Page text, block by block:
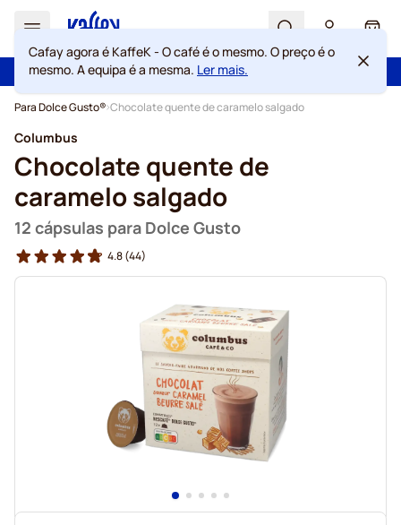
Ir para o Conteúdo
Search Cart
Portes grátis acima de 49 €
100 dias de direito de rescisão
Com a confiança de mais de 2 000 000 de clientes
Cafay agora é KaffeK - O café é o mesmo. O preço é o
mesmo. A equipa é a mesma. Ler mais.
Para Dolce Gusto® Chocolate quente de caramelo salgado
Columbus
Chocolate quente de
caramelo salgado
12 cápsulas para Dolce Gusto
4.8(44)